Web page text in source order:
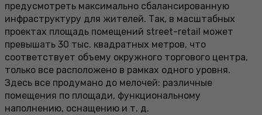
предусмотреть максимально сбалансированную
инфраструктуру для жителей. Так, в масштабных
проектах площадь помещений street-retail может
превышать 30 тыс. квадратных метров, что
соответствует объему окружного торгового центра,
только все расположено в рамках одного уровня.
Здесь все продумано до мелочей: различные
помещения по площади, функциональному
наполнению, оснащению и т. д.